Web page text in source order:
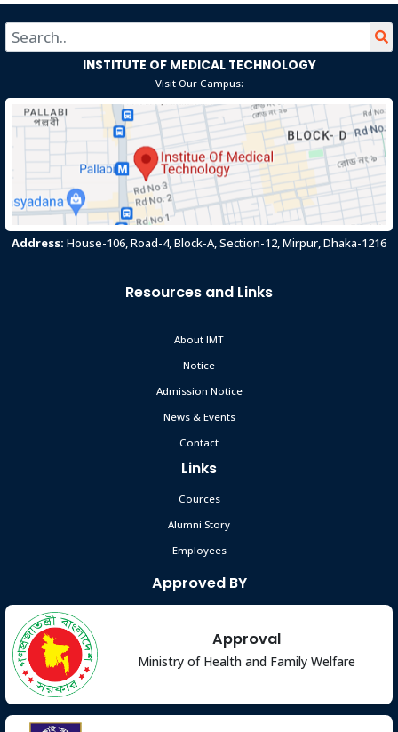
INSTITUTE OF MEDICAL TECHNOLOGY
Visit Our Campus:
Address: House-106, Road-4, Block-A, Section-12, Mirpur, Dhaka-1216
Resources and Links
About IMT
Notice
Admission Notice
News & Events
Contact
Links
Cources
Alumni Story
Employees
Approved BY
Approval
Ministry of Health and Family Welfare